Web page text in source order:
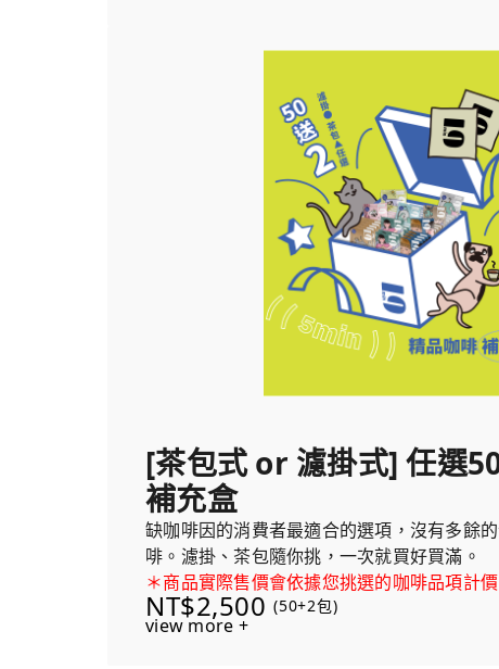
[茶包式 or 濾掛式] 任選
補充盒
缺咖啡因的消費者最適合的選項，沒有多餘
啡。濾掛、茶包隨你挑，一次就買好買滿。
＊商品實際售價會依據您挑選的咖啡品項計價
NT$2,500 (50+2包)
view more +